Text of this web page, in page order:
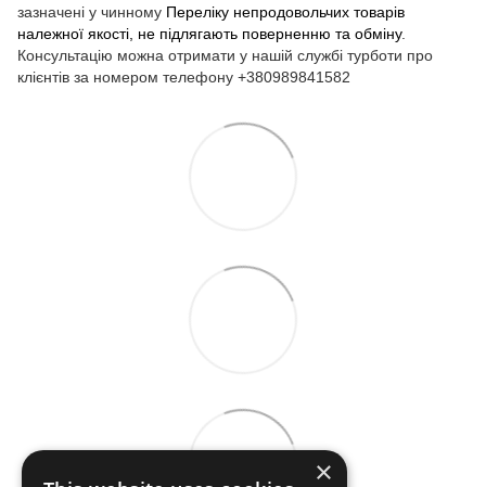
зазначені у чинному Переліку непродовольчих товарів
належної якості, не підлягають поверненню та обміну.
Консультацію можна отримати у нашій службі турботи про
клієнтів за номером телефону +380989841582
×